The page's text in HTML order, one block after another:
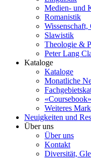
Medien- und
Romanistik
Slawistik
Theologie &
Peter Lang
Kataloge
Kataloge
Monatliche
Weiteres
Neuigkeiten und
Über uns
Über uns
Kontakt
Diversität,